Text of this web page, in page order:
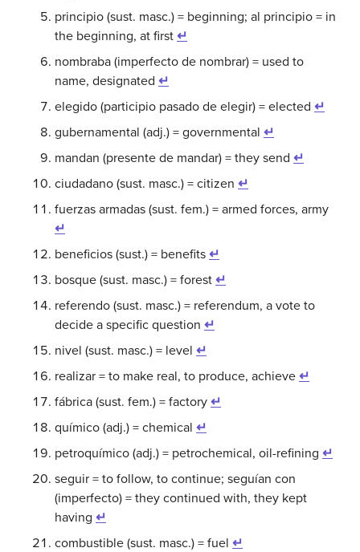
principio (sust. masc.) = beginning; al principio = in
the beginning, at first ↵
nombraba (imperfecto de nombrar) = used to
name, designated ↵
elegido (participio pasado de elegir) = elected ↵
gubernamental (adj.) = governmental ↵
mandan (presente de mandar) = they send ↵
ciudadano (sust. masc.) = citizen ↵
fuerzas armadas (sust. fem.) = armed forces, army
↵
beneficios (sust.) = benefits ↵
bosque (sust. masc.) = forest ↵
referendo (sust. masc.) = referendum, a vote to
decide a specific question ↵
nivel (sust. masc.) = level ↵
realizar = to make real, to produce, achieve ↵
fábrica (sust. fem.) = factory ↵
químico (adj.) = chemical ↵
petroquímico (adj.) = petrochemical, oil-refining ↵
seguir = to follow, to continue; seguían con
(imperfecto) = they continued with, they kept
having ↵
combustible (sust. masc.) = fuel ↵